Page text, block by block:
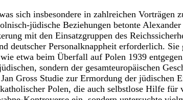
sich insbesondere in zahlreichen Vorträgen
jüdische Beziehungen betonte
mit den Einsatzgruppen des
Personalknappheit erforderlich.
etwa beim Überfall auf Polen 1939
sondern der gesamteuropäischen
Gross Studie zur Ermordung der jüdischen
Polen, die auch selbstlose Hilfe für